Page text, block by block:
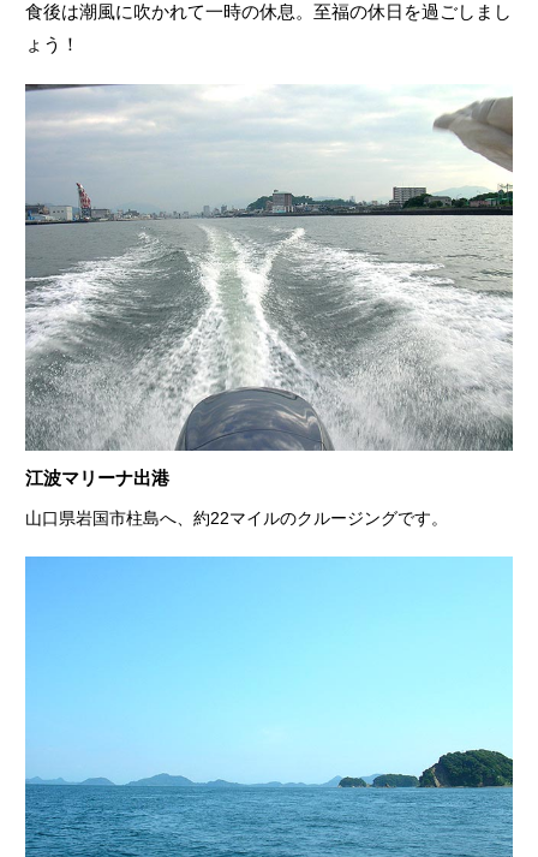
食後は潮風に吹かれて一時の休息。至福の休日を過ごしまし
ょう！
江波マリーナ出港
山口県岩国市柱島へ、約22マイルのクルージングです。